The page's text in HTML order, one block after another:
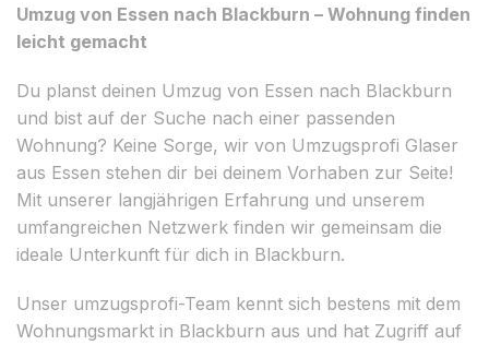
Umzug von Essen nach Blackburn – Wohnung finden
leicht gemacht
Du planst deinen Umzug von Essen nach Blackburn
und bist auf der Suche nach einer passenden
Wohnung? Keine Sorge, wir von Umzugsprofi Glaser
aus Essen stehen dir bei deinem Vorhaben zur Seite!
Mit unserer langjährigen Erfahrung und unserem
umfangreichen Netzwerk finden wir gemeinsam die
ideale Unterkunft für dich in Blackburn.
Unser umzugsprofi-Team kennt sich bestens mit dem
Wohnungsmarkt in Blackburn aus und hat Zugriff auf